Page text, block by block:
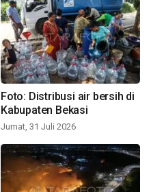
Foto: Distribusi air bersih di
Kabupaten Bekasi
Jumat, 31 Juli 2026